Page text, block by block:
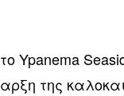
Ypanema
της